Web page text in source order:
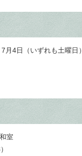
月4日（いずれも土曜日）
室